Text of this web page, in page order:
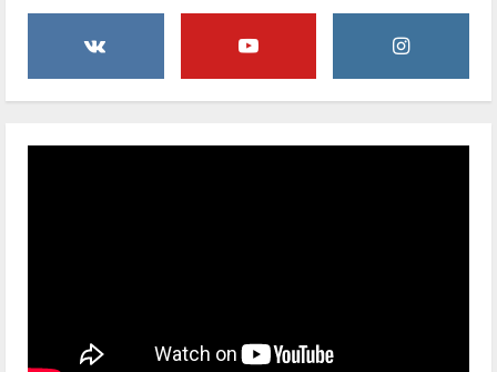
3
Wie eine Jobbörse Ihr Unternehmen bei
der Mitarbeitersuche unterstützt
4 Gründe, warum das Mieten von Zelten
October 28, 2025